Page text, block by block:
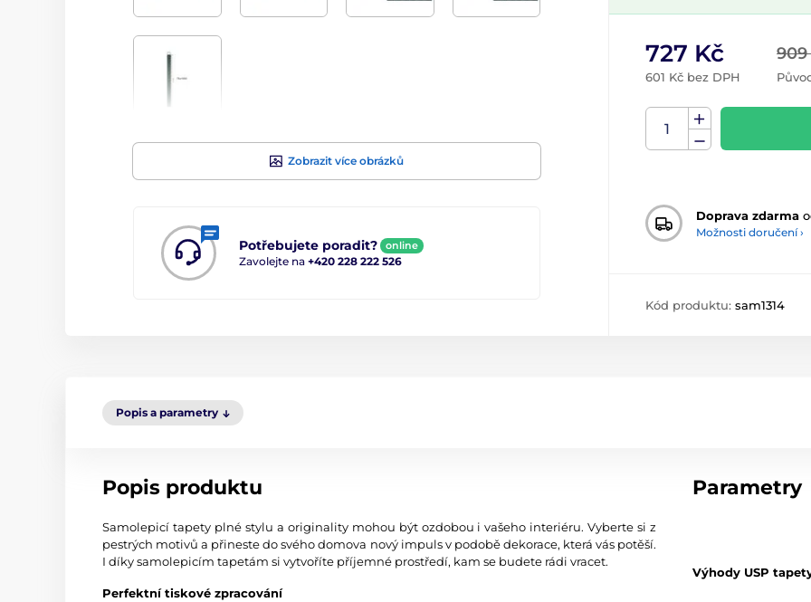
Zobrazit více obrázků
Potřebujete poradit? online
Zavolejte na +420 228 222 526
909
727 Kč
601 Kč bez DPH
Doprava zdarma
Možnosti doručení ›
Kód produktu: sam1314
Popis a parametry
Popis produktu
Samolepicí tapety plné stylu a originality mohou být ozdobou i vašeho interiéru. Vyberte si z
pestrých motivů a přineste do svého domova nový impuls v podobě dekorace, která vás potěší.
I díky samolepicím tapetám si vytvoříte příjemné prostředí, kam se budete rádi vracet.
Perfektní tiskové zpracování
Parametry
Výhody USP